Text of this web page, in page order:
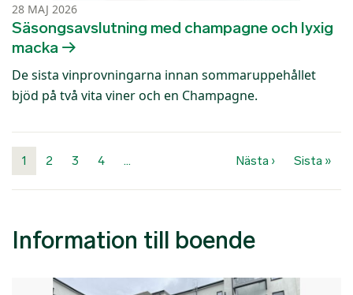
28 MAJ 2026
Säsongsavslutning med champagne och lyxig
macka
De sista vinprovningarna innan sommaruppehållet
bjöd på två vita viner och en Champagne.
Paginering
1 2 3 4 … Nästa ›Nästa sida
Sista »
Information till boende